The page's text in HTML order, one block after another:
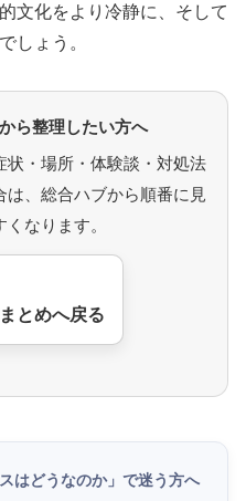
文化をより冷静に、そして
しょう。
ら整理したい方へ
・場所・体験談・対処法
は、総合ハブから順番に見
なります。
とめへ戻る
はどうなのか」で迷う方へ